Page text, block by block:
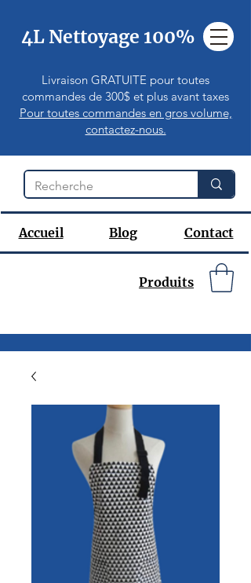
4L Nettoyage 100%
Livraison GRATUITE pour toutes
commandes de 300$ et plus avant taxes
Pour toutes commandes en gros volume,
contactez-nous.
Contact
Blog
Accueil
Produits